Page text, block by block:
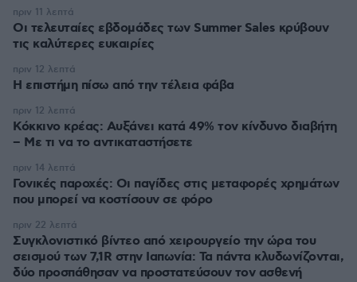
Οι τελευταίες εβδομάδες των Summer Sales κρύβουν
τις καλύτερες ευκαιρίες
πριν 11 λεπτά
Η επιστήμη πίσω από την τέλεια φάβα
πριν 12 λεπτά
Κόκκινο κρέας: Αυξάνει κατά 49% τον κίνδυνο διαβήτη
– Με τι να το αντικαταστήσετε
πριν 12 λεπτά
Γονικές παροχές: Οι παγίδες στις μεταφορές χρημάτων
που μπορεί να κοστίσουν σε φόρο
πριν 14 λεπτά
Συγκλονιστικό βίντεο από χειρουργείο την ώρα του
σεισμού των 7,1R στην Ιαπωνία: Τα πάντα κλυδωνίζονται,
δύο προσπάθησαν να προστατεύσουν τον ασθενή
πριν 22 λεπτά